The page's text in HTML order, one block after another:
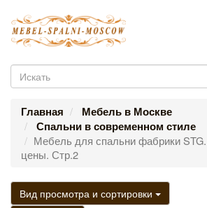
Главная
Мебель в Москве
Спальни в современном стиле
Мебель для спальни фабрики
цены. Стр.2
Вид просмотра и сортировки